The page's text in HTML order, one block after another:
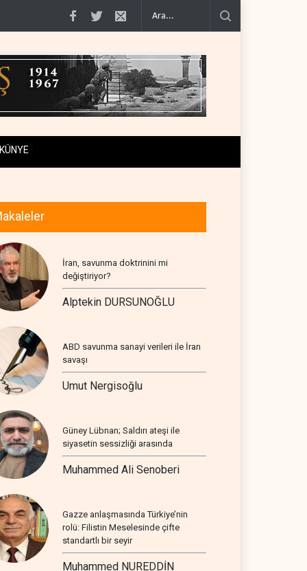
k.. Hürmüz Boğazı'nda patlama.. Reuters: Hürmüz'ün denetimi
KÜNYE
İran, savunma doktrinini mi
değiştiriyor?
Alptekin DURSUNOĞLU
ABD savunma sanayi verileri ile İran
savaşı
Umut Nergisoğlu
Güney Lübnan; Saldırı ateşi ile
siyasetin sessizliği arasında
Muhammed Ali Senoberi
Gazze anlaşmasında Türkiye’nin
rolü: Filistin Meselesinde çifte
standartlı bir seyir
Muhammed NUREDDİN